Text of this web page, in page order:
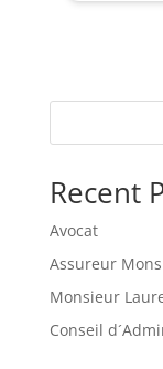
Recent
Avocat
Assureur
Monsieur
Conseil